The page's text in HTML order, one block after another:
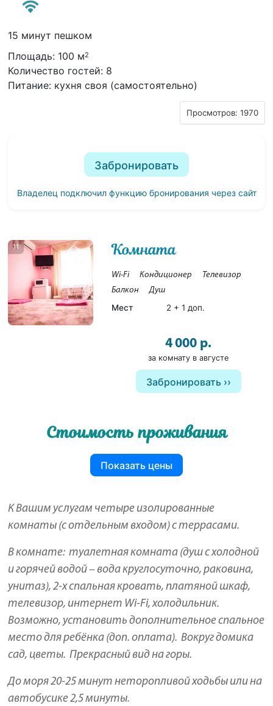
15 минут пешком
Площадь: 100 м2
Количество гостей: 8
Питание: кухня своя (самостоятельно)
Просмотров: 1970
Забронировать
Владелец подключил функцию бронирования через сайт
11 Комната
Wi-Fi Кондиционер
Телевизор
Балкон
Душ
Мест 2 + 1 доп.
4 000 р.
за комнату в августе
Забронировать
Стоимость проживания
Показать цены
К Вашим услугам четыре изолированные
комнаты (с отдельным входом) с террасами.
В комнате: туалетная комната (душ с холодной
и горячей водой – вода круглосуточно, раковина,
унитаз), 2-х спальная кровать, платяной шкаф,
телевизор, интернет Wi-Fi, холодильник.
Возможно, установить дополнительное спальное
место для ребёнка (доп. оплата). Вокруг домика
сад, цветы. Прекрасный вид на горы.
До моря 20-25 минут неторопливой ходьбы или на
автобусике 2,5 минуты.